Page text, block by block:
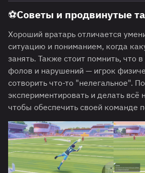
⚽Советы и продвинутые
Хороший вратарь отличается
ситуацию и пониманием, когда
занять. Также стоит помнить, что в
фолов и нарушений — игрок
сотворить что-то "нелегальное".
экспериментировать и делать всё
чтобы обеспечить своей команде